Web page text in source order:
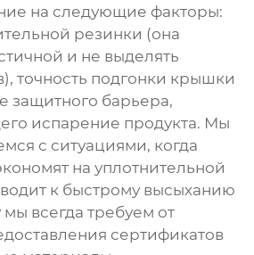
на следующие факторы:
резинки (она
и не выделять
точность подгонки крышки
защитного барьера,
испарение продукта. Мы
с ситуациями, когда
на уплотнительной
к быстрому высыханию
всегда требуем от
сертификатов